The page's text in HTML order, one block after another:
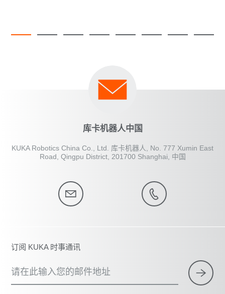
库卡机器人中国
KUKA Robotics China Co., Ltd. 库卡机器人, No. 777 Xumin East
Road, Qingpu District, 201700 Shanghai, 中国
订阅 KUKA 时事通讯
请在此输入您的邮件地址